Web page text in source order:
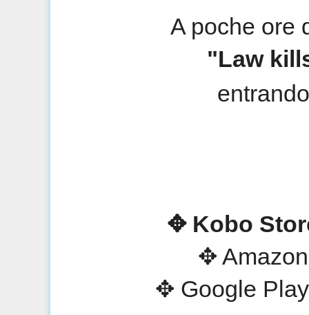
A poche ore
"Law
✥ Kobo
✥
✥ Google